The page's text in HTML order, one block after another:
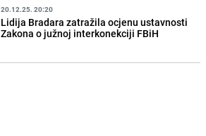
20.12.25. 20:20
Lidija Bradara zatražila ocjenu ustavnosti
Zakona o južnoj interkonekciji FBiH